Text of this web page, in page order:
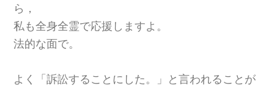
ら，
私も全身全霊で応援しますよ。
法的な面で。
よく「訴訟することにした。」と言われることが